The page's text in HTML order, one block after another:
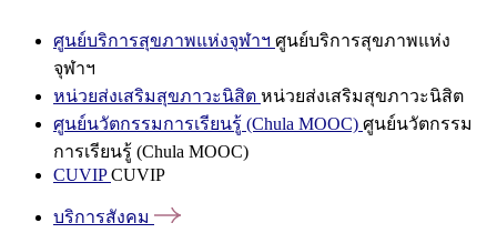
ศูนย์บริการสุขภาพแห่งจุฬาฯ ศูนย์บริการสุขภาพแห่ง
จุฬาฯ
หน่วยส่งเสริมสุขภาวะนิสิต หน่วยส่งเสริมสุขภาวะนิสิต
ศูนย์นวัตกรรมการเรียนรู้ (Chula MOOC) ศูนย์นวัตกรรม
การเรียนรู้ (Chula MOOC)
CUVIPCUVIP
บริการสังคม